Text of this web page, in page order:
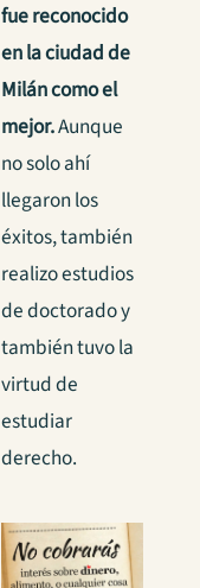
fue reconocido
en la ciudad de
Milán como el
mejor.Aunque
no solo ahí
llegaron los
éxitos, también
realizo estudios
de doctorado y
también tuvo la
virtud de
estudiar
derecho.